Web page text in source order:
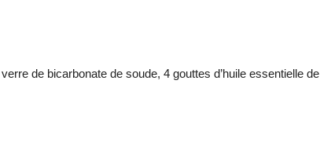
de bicarbonate de soude, 4 gouttes d’huile essentielle de